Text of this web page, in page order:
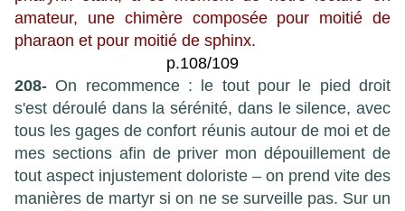
amateur, une chimère composée pour moitié de
pharaon et pour moitié de sphinx.
p.108/109
208- On recommence : le tout pour le pied droit
s'est déroulé dans la sérénité, dans le silence, avec
tous les gages de confort réunis autour de moi et de
mes sections afin de priver mon dépouillement de
tout aspect injustement doloriste – on prend vite des
manières de martyr si on ne se surveille pas. Sur un